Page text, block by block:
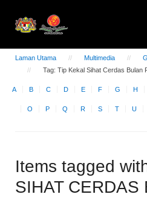
Laman Utama Multimedia
Tag: Tip Kekal Sihat Cerdas Bulan
A B C D E F G H
O P Q R S T U
Items tagged
SIHAT CERDAS